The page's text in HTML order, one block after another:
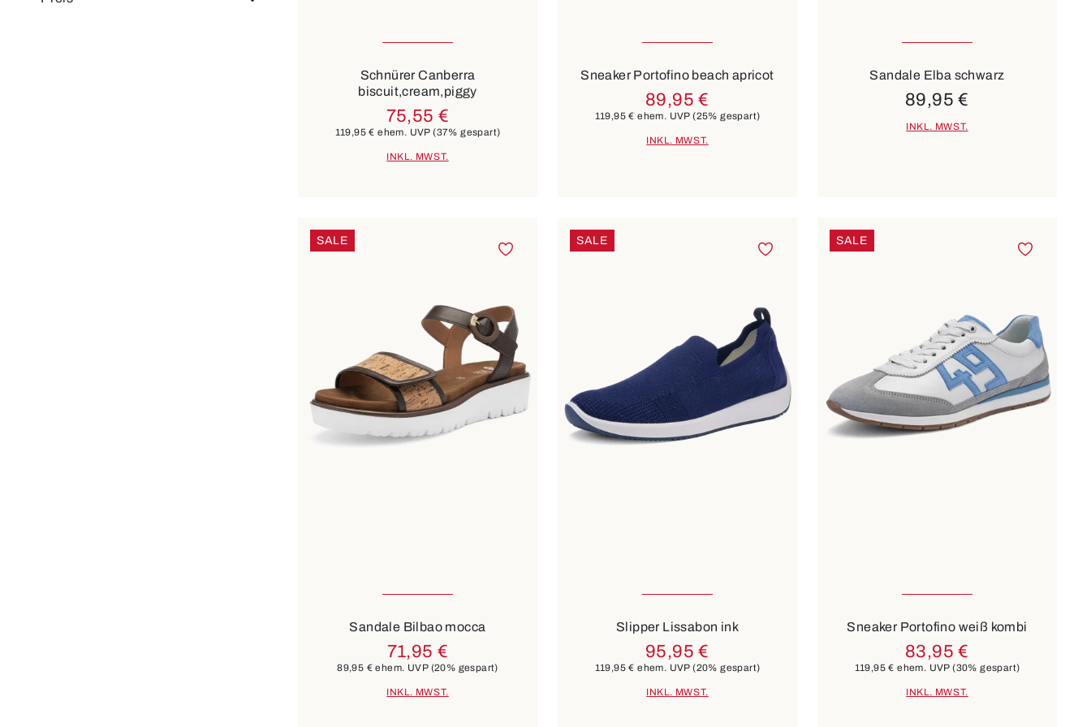
weißbeigeblausilber
Schnürer Canberra
biscuit,cream,piggy
75,55 €
119,95 € ehem. UVP(37% gespart)
INKL. MWST.
weißsilber
Sneaker Portofino beach apricot
89,95 €
119,95 € ehem. UVP(25% gespart)
INKL. MWST.
braunweiß
Sandale Elba schwarz
89,95 €
INKL. MWST.
SALE
braunschwarz
Sandale Bilbao mocca
71,95 €
89,95 € ehem. UVP (20% gespart)
INKL. MWST.
SALE
13 Farben
Slipper Lissabon ink
95,95 €
119,95 € ehem. UVP(20% gespart)
INKL. MWST.
SALE
11 Farben
Sneaker Portofino weiß kombi
83,95 €
119,95 € ehem. UVP(30% gespart)
INKL. MWST.